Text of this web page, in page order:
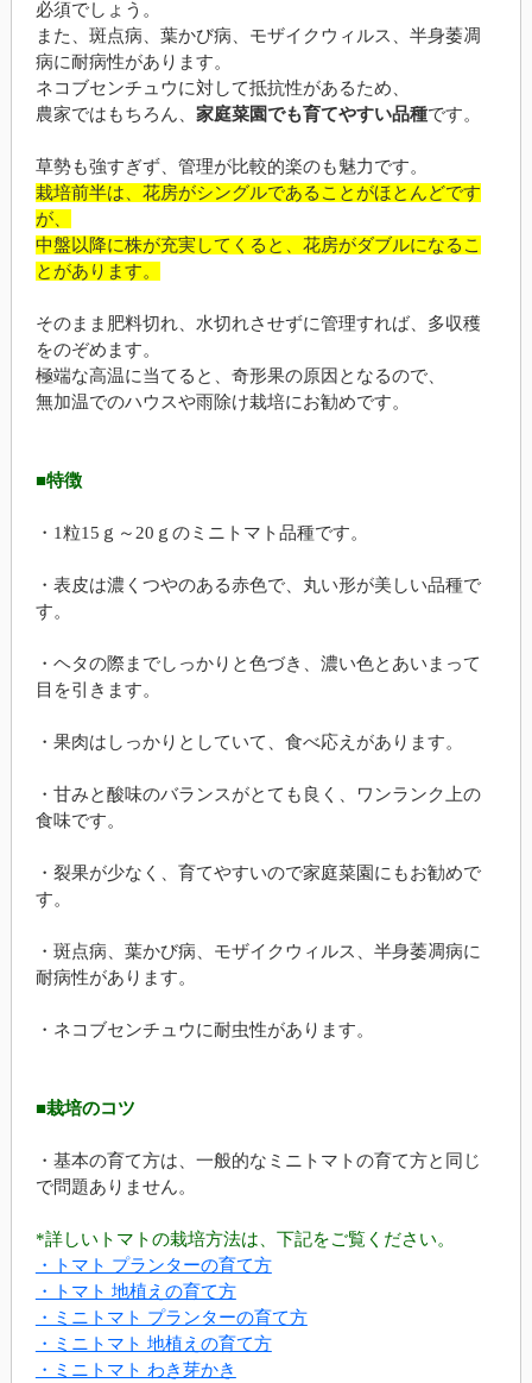
必須でしょう。
また、斑点病、葉かび病、モザイクウィルス、半身萎凋
病に耐病性があります。
ネコブセンチュウに対して抵抗性があるため、
農家ではもちろん、 家庭菜園でも育てやすい品種です。
草勢も強すぎず、管理が比較的楽のも魅力です。
栽培前半は、花房がシングルであることがほとんどです
が、
中盤以降に株が充実してくると、花房がダブルになるこ
とがあります。
そのまま肥料切れ、水切れさせずに管理すれば、多収穫
をのぞめます。
極端な高温に当てると、奇形果の原因となるので、
無加温でのハウスや雨除け栽培にお勧めです。
■特徴
・1粒15ｇ～20ｇのミニトマト品種です。
・表皮は濃くつやのある赤色で、丸い形が美しい品種で
す。
・ヘタの際までしっかりと色づき、濃い色とあいまって
目を引きます。
・果肉はしっかりとしていて、食べ応えがあります。
・甘みと酸味のバランスがとても良く、ワンランク上の
食味です。
・裂果が少なく、育てやすいので家庭菜園にもお勧めで
す。
・斑点病、葉かび病、モザイクウィルス、半身萎凋病に
耐病性があります。
・ネコブセンチュウに耐虫性があります。
■栽培のコツ
・基本の育て方は、一般的なミニトマトの育て方と同じ
で問題ありません。
*詳しいトマトの栽培方法は、下記をご覧ください。
・トマト プランターの育て方
・トマト 地植えの育て方
・ミニトマト プランターの育て方
・ミニトマト 地植えの育て方
・ミニトマト わき芽かき